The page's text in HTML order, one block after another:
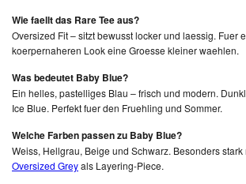
Wie faellt das Rare Tee aus?
Oversized Fit – sitzt bewusst locker und laessig. Fuer
koerpernaheren Look eine Groesse kleiner waehlen.
Was bedeutet Baby Blue?
Ein helles, pastelliges Blau – frisch und modern.
Ice Blue. Perfekt fuer den Fruehling und Sommer.
Welche Farben passen zu Baby Blue?
Weiss, Hellgrau, Beige und Schwarz. Besonders stark
Oversized Greyals Layering-Piece.